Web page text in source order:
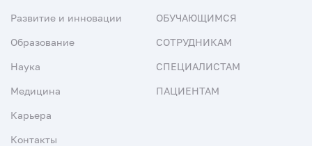
Развитие и инновации
Образование
Наука
Медицина
Карьера
Контакты
ОБУЧАЮЩИМСЯ
СОТРУДНИКАМ
СПЕЦИАЛИСТАМ
ПАЦИЕНТАМ